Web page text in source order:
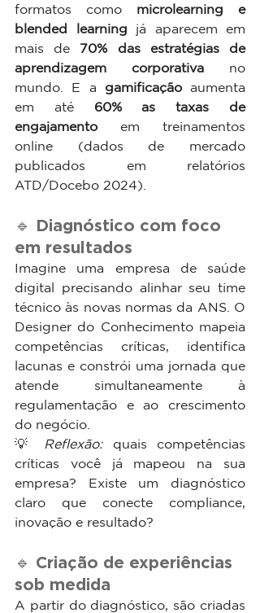
formatos como microlearning e
blended learning já aparecem em
mais de 70% das estratégias de
aprendizagem corporativa no
mundo. E a gamificação aumenta
em até 60% as taxas de
engajamento em treinamentos
online (dados de mercado
publicados em relatórios
ATD/Docebo 2024).
🔹 Diagnóstico com foco
em resultados
Imagine uma empresa de saúde
digital precisando alinhar seu time
técnico às novas normas da ANS. O
Designer do Conhecimento mapeia
competências críticas, identifica
lacunas e constrói uma jornada que
atende simultaneamente à
regulamentação e ao crescimento
do negócio.
💡
Reflexão: quais competências
críticas você já mapeou na sua
empresa? Existe um diagnóstico
claro que conecte compliance,
inovação e resultado?
🔹 Criação de experiências
sob medida
A partir do diagnóstico, são criadas